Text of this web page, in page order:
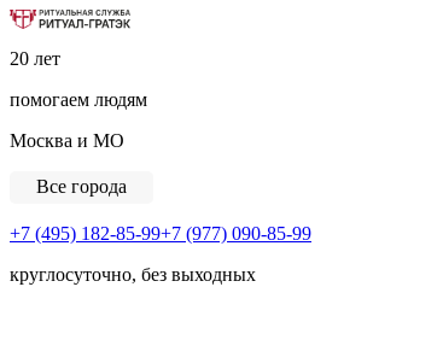
Ритуальная Служба «Ритуал-ГРАТЭК»
20 лет
помогаем людям
Москва и МО
Все города
+7 (495) 182-85-99+7 (977) 090-85-99
круглосуточно, без выходных